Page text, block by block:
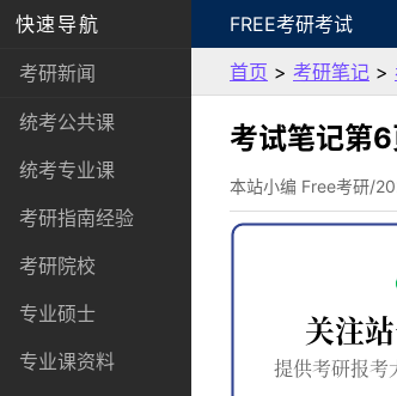
快速导航
考研新闻
统考公共课
统考专业课
考研指南经验
考研院校
专业硕士
专业课资料
FREE考研考试
首页 > 考研笔记 >
考试笔记第
本站小编 Free考研/